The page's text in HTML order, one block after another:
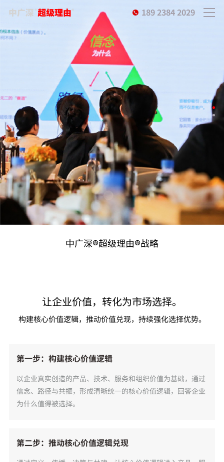
189 2384 2029
严正声明
中广深®超级理由®战略
让企业价值，转化为市场选择。
构建核心价值逻辑，推动价值兑现，持续强化选择优势。
第一步：构建核心价值逻辑
以企业真实创造的产品、技术、服务和组织价值为基础，通过
信念、路径与共振，形成清晰统一的核心价值逻辑，回答企业
为什么值得被选择。
第二步：推动核心价值逻辑兑现